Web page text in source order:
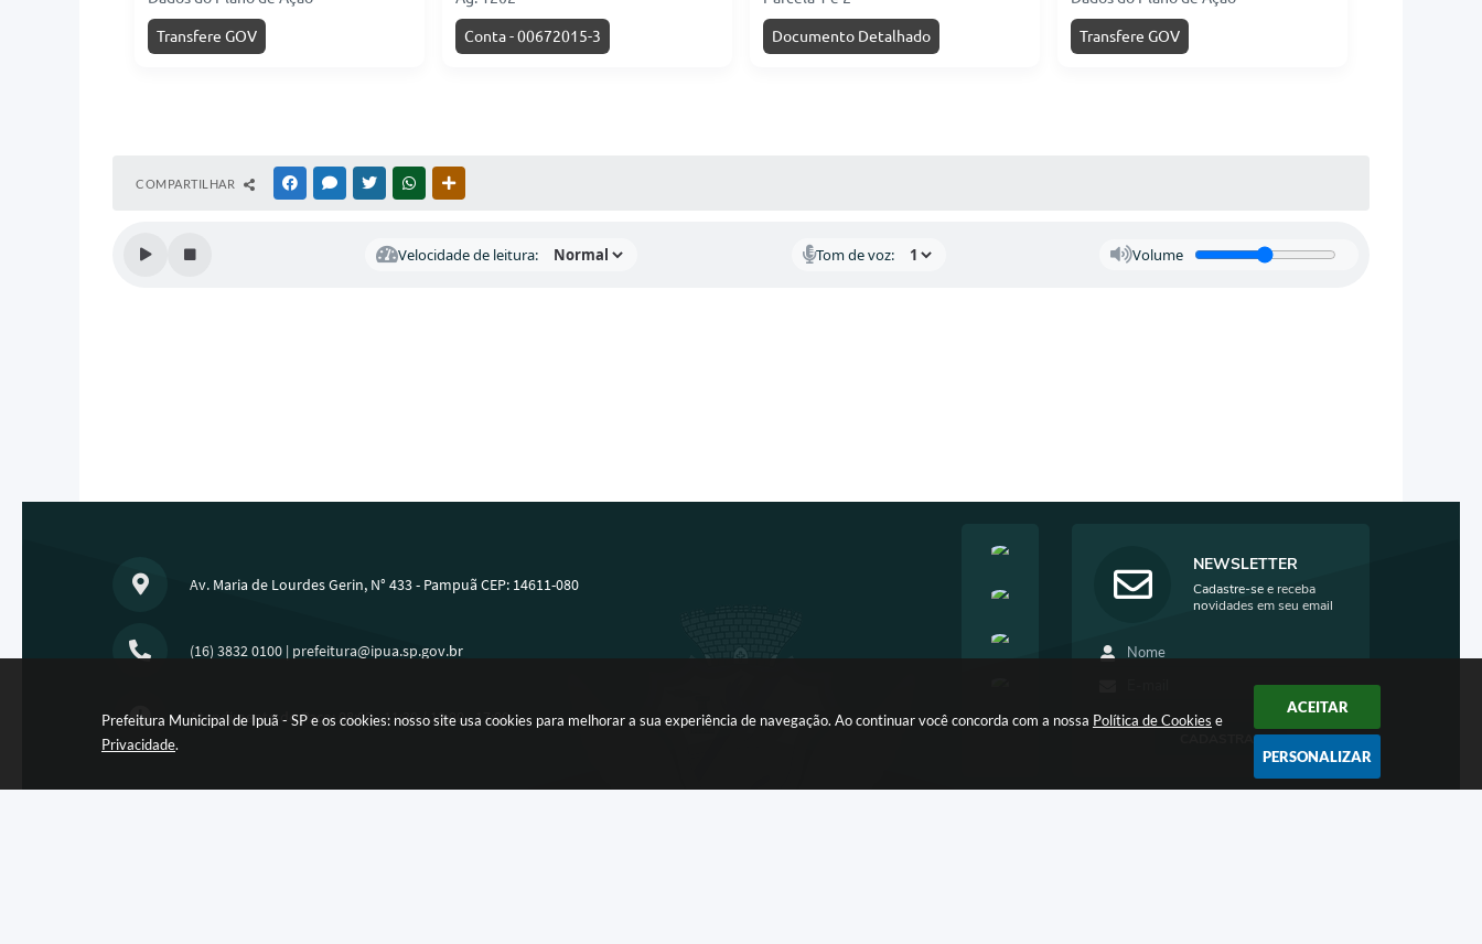
Prefeitura Municipal de Ipuã - SP e os cookies: nosso site usa cookies para melhorar a sua experiência de navegação. Ao continuar você concorda com a nossa Política de Cookies e
Privacidade.
ACEITAR
PERSONALIZAR
Transfere GOV Conta - 00672015-3 Documento Detalhado Transfere GOV
COMPARTILHAR FACEBOOKMESSENGER
TWITTERWHATSAPP
Velocidade de leitura: Tom de voz: Volume
Av. Maria de Lourdes Gerin, N° 433 - Pampuã CEP: 14611-080
(16) 3832 0100 | prefeitura@ipua.sp.gov.br
Atendimento do Paço: 08:00 - 11:30 / 13:00 - 17:00
NEWSLETTER
Cadastre-se e receba
novidades em seu email
CADASTRAR